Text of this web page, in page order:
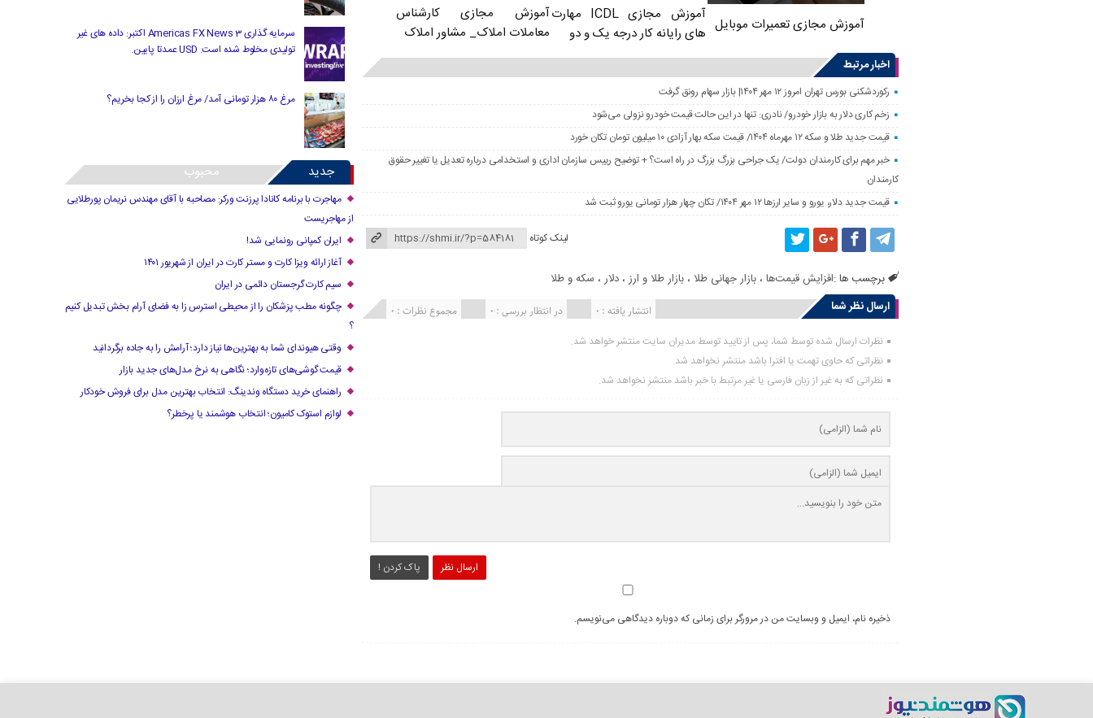
آموزش مجازی تعمیرات موبایل
آموزش مجازی ICDL مهارت
های رایانه کار درجه یک و دو
آموزش مجازی کارشناس
معاملات املاک_ مشاور املاک
اخبار مرتبط
رکوردشکنی بورس تهران امروز ۱۲ مهر ۱۴۰۴| بازار سهام رونق گرفت
زخم کاری دلار به بازار خودرو/ نادری: تنها در این حالت قیمت خودرو نزولی می‌شود
قیمت جدید طلا و سکه ۱۲ مهرماه ۱۴۰۴/ قیمت سکه بهار آزادی ۱۰ میلیون تومان تکان خورد
خبر مهم برای کارمندان دولت/ یک جراحی بزرگ بزرگ در راه است؟ + توضیح رییس سازمان اداری و استخدامی درباره تعدیل یا تغییر حقوق
کارمندان
قیمت جدید دلار، یورو و سایر ارزها ۱۲ مهر ۱۴۰۴/ تکان چهار هزار تومانی یورو ثبت شد
لینک کوتاه
برچسب ها :افزایش قیمت‌ها ،بازار جهانی طلا ،بازار طلا و ارز ،دلار ، سکه و طلا
ارسال نظر شما
مجموع نظرات : 0 در انتظار بررسی : 0 انتشار یافته : 0
نظرات ارسال شده توسط شما، پس از تایید توسط مدیران سایت منتشر خواهد شد.
نظراتی که حاوی تهمت یا افترا باشد منتشر نخواهد شد.
نظراتی که به غیر از زبان فارسی یا غیر مرتبط با خبر باشد منتشر نخواهد شد.
ارسال نظر پاک کردن !
ذخیره نام، ایمیل و وبسایت من در مرورگر برای زمانی که دوباره دیدگاهی می‌نویسم.
سرمایه گذاری Americas FX News 3 اکتبر: داده های غیر
تولیدی مخلوط شده است. USD عمدتا پایین.
مرغ ۸۰ هزار تومانی آمد/ مرغ ارزان را از کجا بخریم؟
جدید محبوب
مهاجرت با برنامه کانادا پرزنت ورکر: مصاحبه با آقای مهندس نریمان پورطلایی
از مهاجریست
ایران کمپانی رونمایی شد!
آغاز ارائه ویزا کارت و مستر کارت در ایران از شهریور ۱۴۰۱
سیم کارت گرجستان دائمی در ایران
چگونه مطب پزشکان را از محیطی استرس زا به فضای آرام بخش تبدیل کنیم
؟
وقتی هیوندای شما به بهترین‌ها نیاز دارد؛ آرامش را به جاده برگردانید
قیمت گوشی‌های تازه‌وارد؛ نگاهی به نرخ مدل‌های جدید بازار
راهنمای خرید دستگاه وندینگ: انتخاب بهترین مدل برای فروش خودکار
لوازم استوک کامیون؛ انتخاب هوشمند یا پرخطر؟